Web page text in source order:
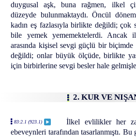
duygusal aşk, buna rağmen, ilkel
düzeyde bulunmaktaydı. Öncül
kadın eş fazlasıyla birlikte değildi; çok
bile yemek yememektelerdi. Ancak
arasında kişisel sevgi güçlü bir
değildi; onlar büyük ölçüde, birlikte
için birbirlerine sevgi besler hale
2. KUR VE
83:2.1 (923.1)
İlkel evlilikler her
ebeveynleri tarafından tasarlanmıştı.